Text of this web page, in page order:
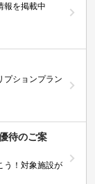
報を掲載中
プションプラン
待のご案
う！対象施設が